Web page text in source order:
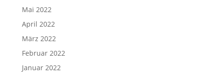
Mai 2022
April 2022
März 2022
Februar 2022
Januar 2022